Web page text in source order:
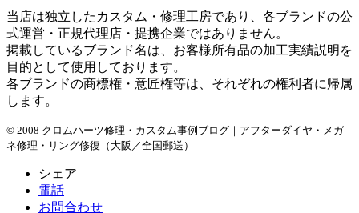
当店は独立したカスタム・修理工房であり、各ブランドの公
式運営・正規代理店・提携企業ではありません。
掲載しているブランド名は、お客様所有品の加工実績説明を
目的として使用しております。
各ブランドの商標権・意匠権等は、それぞれの権利者に帰属
します。
© 2008 クロムハーツ修理・カスタム事例ブログ｜アフターダイヤ・メガ
ネ修理・リング修復（大阪／全国郵送）
シェア
電話
お問合わせ